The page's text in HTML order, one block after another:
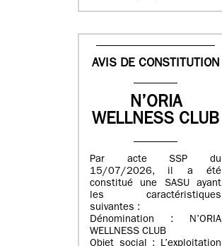
AVIS DE CONSTITUTION
N’ORIA
WELLNESS CLUB
Par acte SSP du
15/07/2026, il a été
constitué une SASU ayant
les caractéristiques
suivantes :
Dénomination : N’ORIA
WELLNESS CLUB